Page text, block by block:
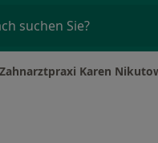
suchen Sie?
Zahnarztpraxi Karen